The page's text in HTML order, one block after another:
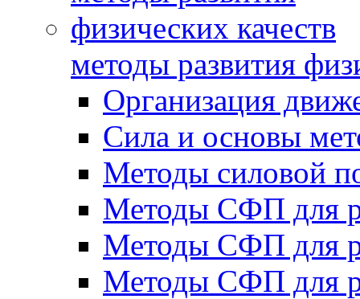
методы развития
Организация
Сила и основы
Методы силовой
Методы СФП для
Методы СФП для
Методы СФП для